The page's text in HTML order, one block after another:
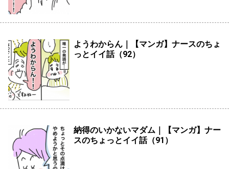
ようわからん｜【マンガ】ナースのちょ
っとイイ話（92）
納得のいかないマダム｜【マンガ】ナー
スのちょっとイイ話（91）